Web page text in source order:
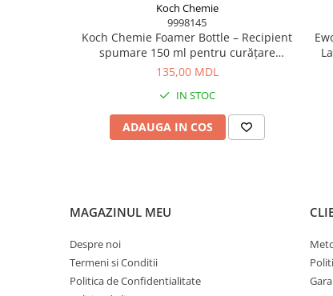
Koch Chemie
9998145
Koch Chemie Foamer Bottle – Recipient
spumare 150 ml pentru curățare
eficientă
135,00 MDL
IN STOC
ADAUGA IN COS
MAGAZINUL MEU
Despre noi
Termeni si Conditii
Politica de Confidentialitate